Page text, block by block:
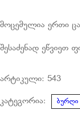
მოცემულია ერთი
შესაძენად ეწვიეთ
არტიკული: 543
კატეგორია: ბურღი